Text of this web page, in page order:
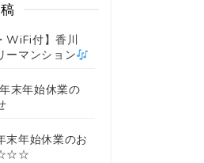
WiFi付】香川
ーマンション
末年始休業の
年始休業のお
☆☆☆